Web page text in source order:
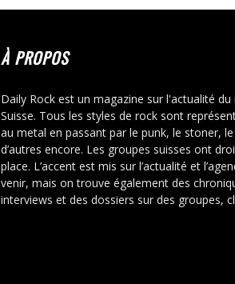
À PROPOS
Daily Rock est un magazine sur l'actualité
Suisse. Tous les styles de rock sont
au metal en passant par le punk, le stoner,
d’autres encore. Les groupes suisses ont
place. L’accent est mis sur l’actualité et
venir, mais on trouve également des
interviews et des dossiers sur des groupes,